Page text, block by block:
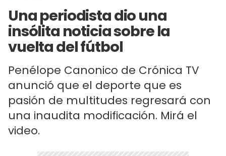
Una periodista dio una
insólita noticia sobre la
vuelta del fútbol
Penélope Canonico de Crónica TV
anunció que el deporte que es
pasión de multitudes regresará con
una inaudita modificación. Mirá el
video.